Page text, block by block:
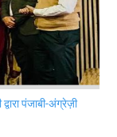
पंजाबी-अंग्रेज़ी